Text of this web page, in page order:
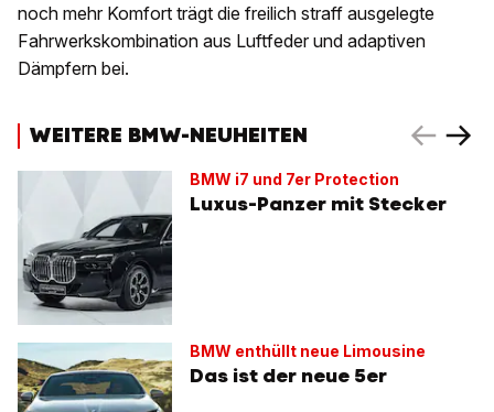
noch mehr Komfort trägt die freilich straff ausgelegte
Fahrwerkskombination aus Luftfeder und adaptiven
Dämpfern bei.
WEITERE BMW-NEUHEITEN
BMW i7 und 7er Protection
Luxus-Panzer mit Stecker
BMW enthüllt neue Limousine
Das ist der neue 5er